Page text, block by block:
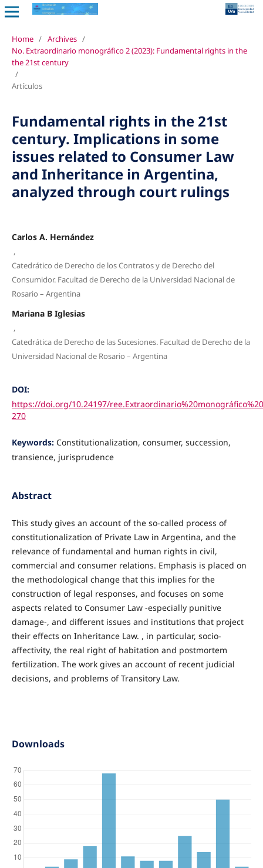
Home / Archives /
No. Extraordinario monográfico 2 (2023): Fundamental rights in the
the 21st century
/
Artículos
Fundamental rights in the 21st
century. Implications in some
issues related to Consumer Law
and Inheritance in Argentina,
analyzed through court rulings
Carlos A. Hernández
,
Catedrático de Derecho de los Contratos y de Derecho del
Consumidor. Facultad de Derecho de la Universidad Nacional de
Rosario – Argentina
Mariana B Iglesias
,
Catedrática de Derecho de las Sucesiones. Facultad de Derecho de la
Universidad Nacional de Rosario – Argentina
DOI:
https://doi.org/10.24197/
270
Keywords: Constitutionalization, consumer, succession,
transience, jurisprudence
Abstract
This study gives an account of the so-called process of
constitutionalization of Private Law in Argentina, and the
relevance of fundamental and human rights in civil,
commercial and consumer relations. Emphasis is placed on
the methodological change that this implies for the
construction of legal responses, and focuses on some
aspects related to Consumer Law -especially punitive
damage-, and different issues and institutions that project
their effects on Inheritance Law. , in particular, socio-
affectivity, the real right of habitation and postmortem
fertilization. The work gives an account of recent judicial
decisions, and problems of Transitory Law.
Downloads